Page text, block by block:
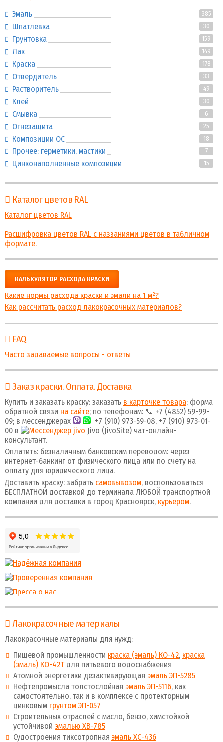
Эмаль 385
Шпатлевка 30
Грунтовка 159
Лак 149
Краска 178
Отвердитель 33
Растворитель 49
Клей 30
Смывка 6
Огнезащита 25
Композиции ОС 18
Прочее: герметики, мастики 7
Цинконаполненные композиции 15
Каталог цветов RAL
Каталог цветов RAL
Расшифровка цветов RAL с названиями цветов в табличном
формате.
КАЛЬКУЛЯТОР РАСХОДА КРАСКИ
Какие нормы расхода краски и эмали на 1 м²?
Как рассчитать расход лакокрасочных материалов?
FAQ
Часто задаваемые вопросы - ответы
Заказ краски. Оплата. Доставка
Купить и заказать краску: заказать в карточке товара; форма
обратной связи на сайте; по телефонам: 📞 +7 (4852) 59-99-
09; в мессенджерах
+7 (910) 973-59-08, +7 (910) 973-01-
00 в
Jivo (JivoSite) чат-онлайн-
консультант.
Оплатить: безналичным банковским переводом: через
интернет-банкинг от физического лица или по счету на
оплату для юридического лица.
Доставить краску: забрать самовывозом, воспользоваться
БЕСПЛАТНОЙ доставкой до терминала ЛЮБОЙ транспортной
компании для доставки в город Красноярск, курьером.
Лакокрасочные материалы
Лакокрасочные материалы для нужд:
Пищевой промышленности краска (эмаль) КО-42, краска
(эмаль) КО-42Тдля питьевого водоснабжения
Атомной энергетики дезактивирующая эмаль ЭП-5285
Нефтепромысла толстослойная эмаль ЭП-5116, как
самостоятельно, так и в комплексе с протекторным
цинковым грунтом ЭП-057
Строительных отраслей с масло, бензо, химстойкой
устойчивой эмалью ХВ-785
Судостроения тиксотропная эмаль ХС-436